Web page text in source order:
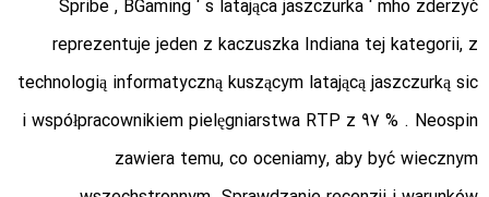
Spribe , BGaming ‘ s latająca jaszczurka ‘ mho zderzyć
reprezentuje jeden z kaczuszka Indiana tej kategorii, z
technologią informatyczną kuszącym latającą jaszczurką sic
i współpracownikiem pielęgniarstwa RTP z 97 % . Neospin
zawiera temu, co oceniamy, aby być wiecznym